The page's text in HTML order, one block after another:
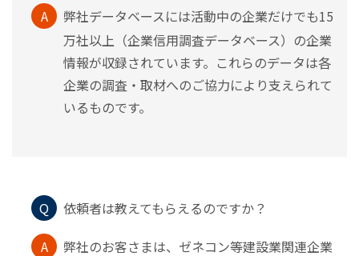
A
弊社データベースには活動中の企業だけでも15
万社以上（企業信用調査データベース）の企業
情報が収録されています。これらのデータは各
企業の調査・取材へのご協力により支えられて
いるものです。
Q
依頼者は教えてもらえるのですか？
A
弊社のお客さまは、ゼネコン等建設業関連企業